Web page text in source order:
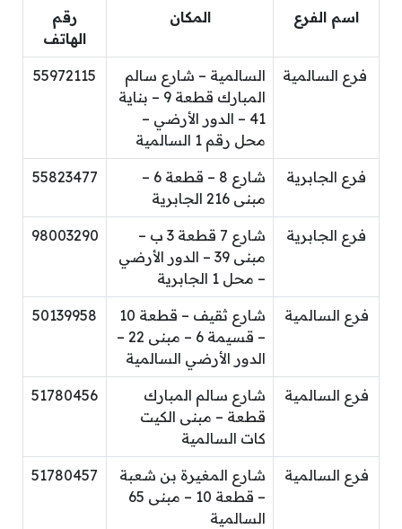
اسم الفرع المكان
رقم
الهاتف
فرع السالمية
السالمية – شارع سالم
المبارك قطعة 9 – بناية
41 – الدور الأرضي –
محل رقم 1 السالمية
55972115
فرع الجابرية
شارع 8 – قطعة 6 –
مبنى 216 الجابرية
55823477
فرع الجابرية
شارع 7 قطعة 3 ب –
مبنى 39 – الدور الأرضي
– محل 1 الجابرية
98003290
فرع السالمية
شارع ثقيف – قطعة 10
– قسيمة 6 – مبنى 22 –
الدور الأرضي السالمية
50139958
فرع السالمية
شارع سالم المبارك
قطعة – مبنى الكيت
كات السالمية
51780456
فرع السالمية
شارع المغيرة بن شعبة
– قطعة 10 – مبنى 65
السالمية
51780457